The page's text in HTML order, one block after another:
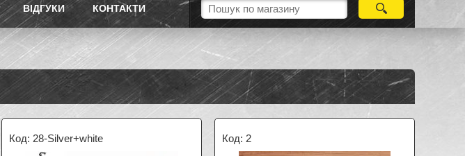
ВІДГУКИ КОНТАКТИ
28-Silver+white 2